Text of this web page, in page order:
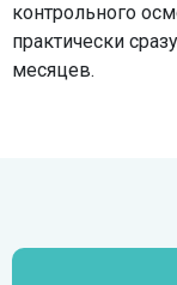
контрольного
практически
месяцев.